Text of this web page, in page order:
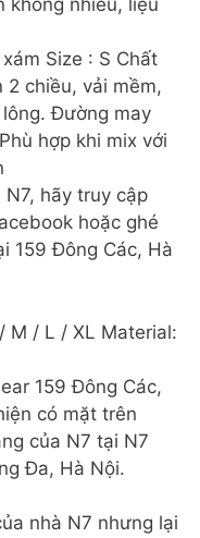
không nhiều, liệu
Size : S Chất
2 chiều, vải mềm,
Đường may
hợp khi mix với
hãy truy cập
hoặc ghé
159 Đông Các, Hà
M / L / XL Material:
159 Đông Các,
có mặt trên
của N7 tại N7
Đa, Hà Nội.
nhà N7 nhưng lại